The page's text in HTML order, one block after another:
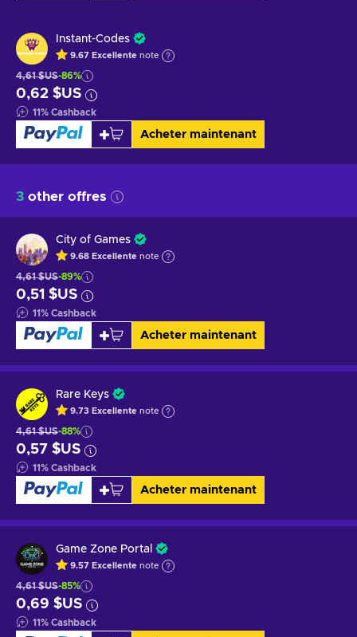
Instant-Codes
9.67 Excellente note
4,61 $US-86%
0,62 $US
11% Cashback
Acheter maintenant
3 other offres
City of Games
9.68 Excellente note
4,61 $US-89%
0,51 $US
11% Cashback
Acheter maintenant
Rare Keys
9.73 Excellente note
4,61 $US-88%
0,57 $US
11% Cashback
Acheter maintenant
Game Zone Portal
9.57 Excellente note
4,61 $US-85%
0,69 $US
11% Cashback